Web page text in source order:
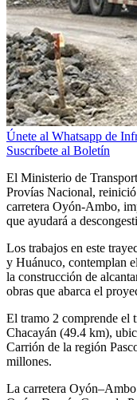
Únete al Whatsapp de
Suscríbete al Boletín
El Ministerio de
Provías Nacional,
carretera Oyón-Ambo,
que ayudará a
Los trabajos en este
y Huánuco, contemplan
la construcción de
obras que abarca el
El tramo 2 comprende el
Chacayán (49.4 km),
Carrión de la región
millones.
La carretera